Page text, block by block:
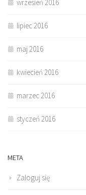
wrzesień 2016
lipiec 2016
maj 2016
kwiecień 2016
marzec 2016
styczeń 2016
META
Zaloguj się